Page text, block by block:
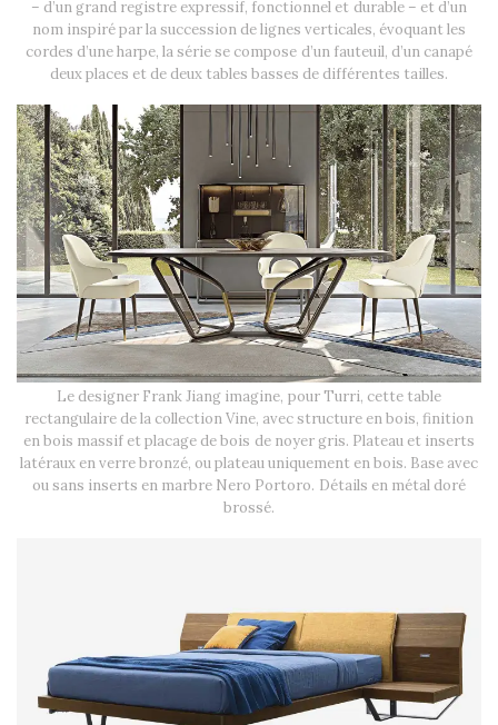
– d’un grand registre expressif, fonctionnel et durable – et d’un
nom inspiré par la succession de lignes verticales, évoquant les
cordes d’une harpe, la série se compose d’un fauteuil, d’un canapé
deux places et de deux tables basses de différentes tailles.
Le designer Frank Jiang imagine, pour Turri, cette table
rectangulaire de la collection Vine, avec structure en bois, finition
en bois massif et placage de bois de noyer gris. Plateau et inserts
latéraux en verre bronzé, ou plateau uniquement en bois. Base avec
ou sans inserts en marbre Nero Portoro. Détails en métal doré
brossé.